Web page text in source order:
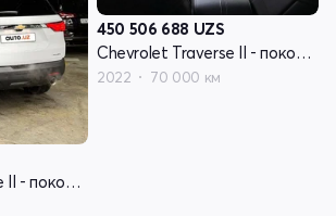
Chevrolet Traverse II - поколение рестайлинг
450 506 688 UZS
Chevrolet Traverse II - поколение рестайлинг
2022 70 000 км